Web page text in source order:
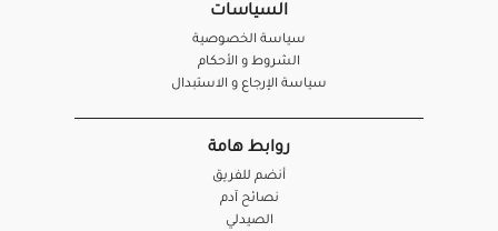
السياسات
سياسة الخصوصية
الشروط و الأحكام
سياسة الإرجاع و الاستبدال
روابط هامة
أنضم للفريق
نصائح آدم
الصيدلي